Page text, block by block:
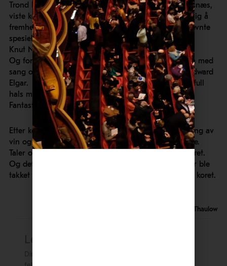
Trond Lindheim og komponist/pianist Eva Holm Foosnæs,
viste kortet sine fantastiske kvaliteter. Det er vanskelig å
fremheve noe av numrene, men det må være lov å nevnte
spesielt a capella stykkene av Rachmaninov og
Knut Nysted. Himmelsk vakkert!
Og for en avslutning! Publikum ble invitert til å delta med
sang og ablegøyer i «Pomp and Circumstance» av Edward
Elgar. Salen støyet med papirtrompeter, og sang av full
hals med i «Land of hope and Glory» .
Fantastisk morsomt!
Etter konserten var det fest i glasshallen med servering av
vin og fingermat for koret med veteraner og innbudte.
Taler og skåler og ønsker om nye gode 100 år for koret.
Og det skal nevnes at vi i Oslo-filharmoniens Venner ble
takket for vårt bidrag til nytt korantrekk til damene i koret.
Haakon Thaulow
Legg igjen en kommentar